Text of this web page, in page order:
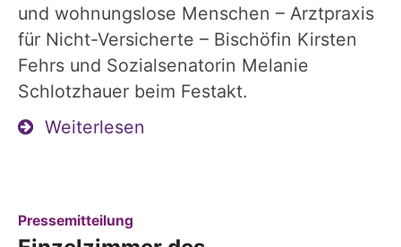
und wohnungslose Menschen – Arztpraxis
für Nicht-Versicherte – Bischöfin Kirsten
Fehrs und Sozialsenatorin Melanie
Schlotzhauer beim Festakt.
Weiterlesen
Pressemitteilung